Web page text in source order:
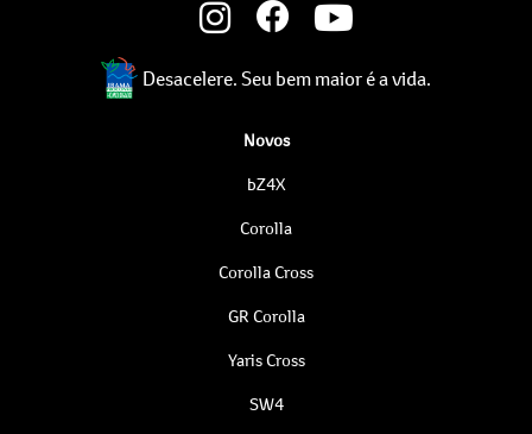
Desacelere. Seu bem maior é a vida.
Novos
bZ4X
Corolla
Corolla Cross
GR Corolla
Yaris Cross
SW4